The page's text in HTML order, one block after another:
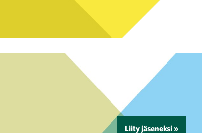
Liity jäseneksi »